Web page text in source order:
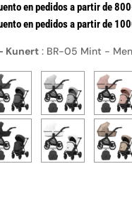
en pedidos a partir de
en pedidos a partir de
Kunert : BR-05 Mint -